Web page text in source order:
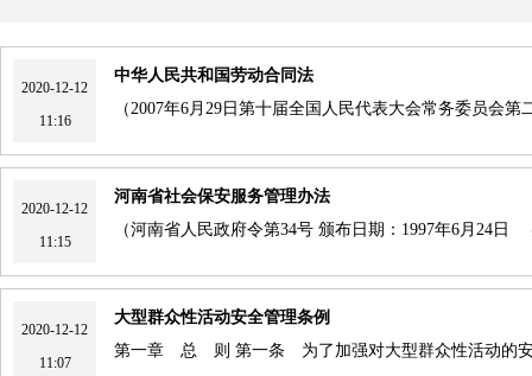
中华人民共和国劳动合同法
（2007年6月29日第十届全国人民代表大会常务委员会第
2020-12-12
11:16
河南省社会保安服务管理办法
（河南省人民政府令第34号 颁布日期：1997年6月24日
2020-12-12
11:15
大型群众性活动安全管理条例
第一章 总 则 第一条 为了加强对大型群众性活动的安
2020-12-12
11:07